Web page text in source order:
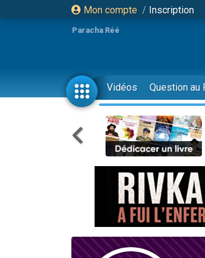
Mon compte / Inscription
Paracha Réé
Vidéos Question au